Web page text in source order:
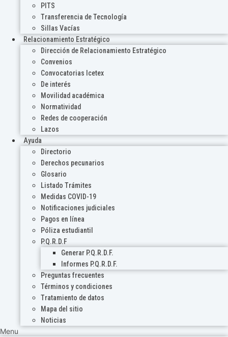
PITS
Transferencia de Tecnología
Sillas Vacías
Relacionamiento Estratégico
Dirección de Relacionamiento Estratégico
Convenios
Convocatorias Icetex
De interés
Movilidad académica
Normatividad
Redes de cooperación
Lazos
Ayuda
Directorio
Derechos pecunarios
Glosario
Listado Trámites
Medidas COVID-19
Notificaciones judiciales
Pagos en línea
Póliza estudiantil
P.Q.R.D.F
Generar P.Q.R.D.F.
Informes P.Q.R.D.F.
Preguntas frecuentes
Términos y condiciones
Tratamiento de datos
Mapa del sitio
Noticias
Menu